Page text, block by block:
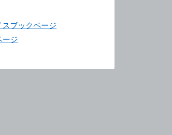
ブックページ
ージ